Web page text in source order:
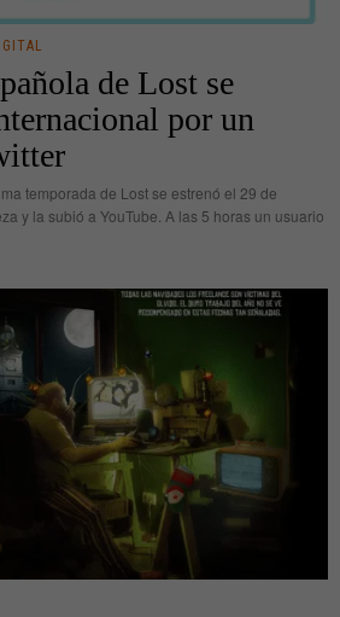
de Lost se
por un
temporada de Lost se estrenó el 29 de
y la subió a YouTube. A las 5 horas un usuario